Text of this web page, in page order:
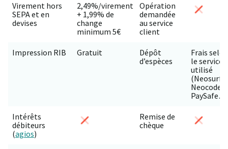
Virement hors
SEPA et en
devises
2,49%/virement
+ 1,99% de
change
minimum 5€
Opération
demandée
au service
client
Impression RIB Gratuit
Dépôt
d’espèces
Frais selon
le service
utilisé
(Neosurf,
Neocode,
Intérêts
débiteurs
(agios)
Remise de
chèque